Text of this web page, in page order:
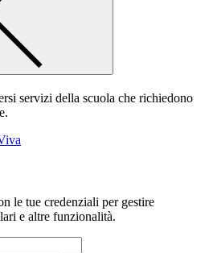
servizi della scuola che richiedono
le tue credenziali per gestire
e altre funzionalità.